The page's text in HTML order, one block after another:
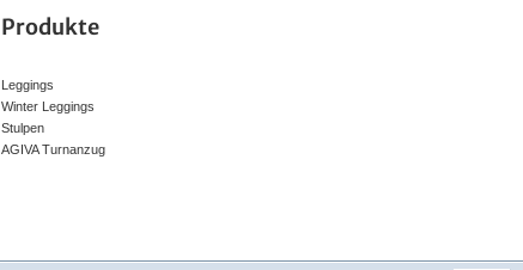
Produkte
Leggings
Winter Leggings
Stulpen
AGIVA Turnanzug